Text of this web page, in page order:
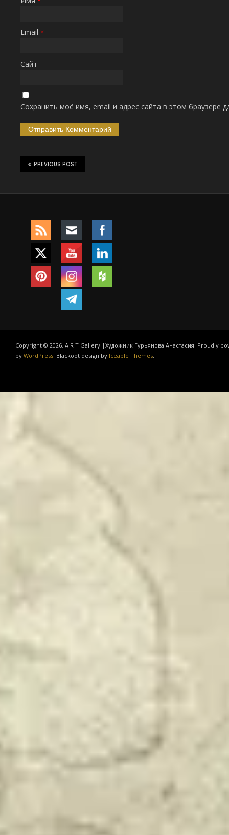
Email *
Сайт
Сохранить моё имя, email и адрес сайта в этом браузере
PREVIOUS POST
Copyright © 2026, A R T Gallery |Художник Гурьянова Анастасия. Proudly
by WordPress . Blackoot design by Iceable Themes